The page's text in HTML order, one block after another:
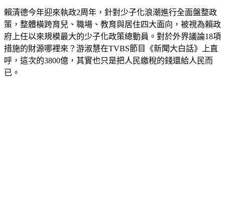
策，整體橫跨育兒、職場、教育與居住四大面向，被視為賴政
府上任以來規模最大的少子化政策總動員。對於外界議論18項
措施的財源哪裡來？游淑慧在TVBS節目《新聞大白話》上直
呼，這次的3800億，其實也只是把人民繳稅的錢還給人民而
已。